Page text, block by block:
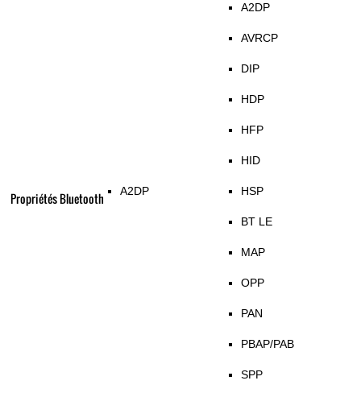
Propriétés Bluetooth A2DP
A2DP
AVRCP
DIP
HDP
HFP
HID
HSP
BT LE
MAP
OPP
PAN
PBAP/PAB
SPP